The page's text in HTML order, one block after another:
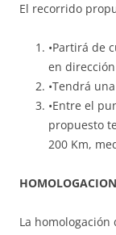
El recorrido
•Partirá de
en
•Tendrá
•Entre el
propuesto
200 Km,
HOMOLOGACION
La